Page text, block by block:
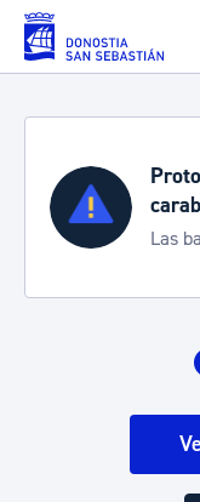
Saltar al contenido
Las